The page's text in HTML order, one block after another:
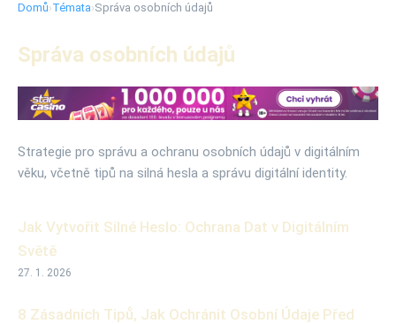
Domů›Témata›Správa osobních údajů
Správa osobních údajů
Strategie pro správu a ochranu osobních údajů v digitálním
věku, včetně tipů na silná hesla a správu digitální identity.
Jak Vytvořit Silné Heslo: Ochrana Dat v Digitálním
Světě
27. 1. 2026
8 Zásadních Tipů, Jak Ochránit Osobní Údaje Před